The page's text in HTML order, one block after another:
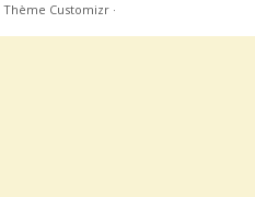
Thème Customizr·